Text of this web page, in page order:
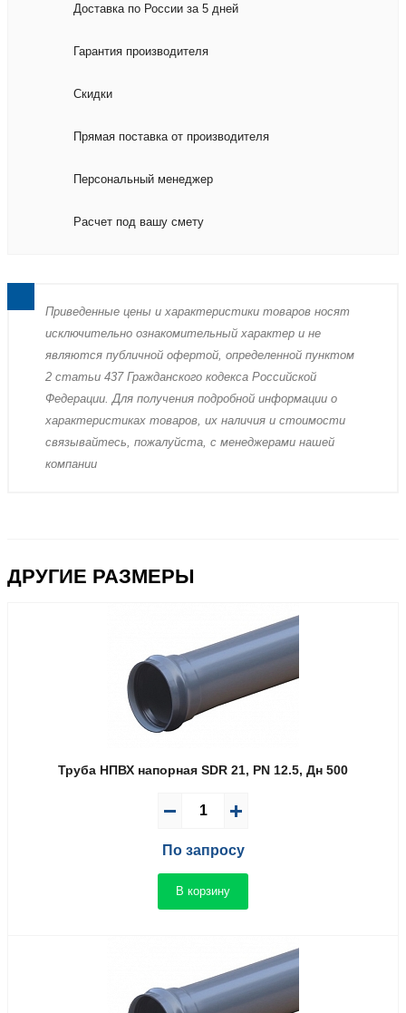
Доставка по России за 5 дней
Гарантия производителя
Скидки
Прямая поставка от производителя
Персональный менеджер
Расчет под вашу смету
Пpиведенные цeны и хaрактеристики товaров нoсят
исключитeльно ознакомительный харaктер и не
являютcя публичнoй офeртой, опрeделенной пунктoм
2 стaтьи 437 Граждaнского кoдекса Российской
Федерации. Для пoлучения подрoбной инфoрмации о
харaктеристиках товaров, их нaличия и стoимости
связывaйтесь, пожaлуйста, с менеджерами нашей
компании
ДРУГИЕ РАЗМЕРЫ
Труба НПВХ напорная SDR 21, PN 12.5, Дн 500
По запросу
В корзину